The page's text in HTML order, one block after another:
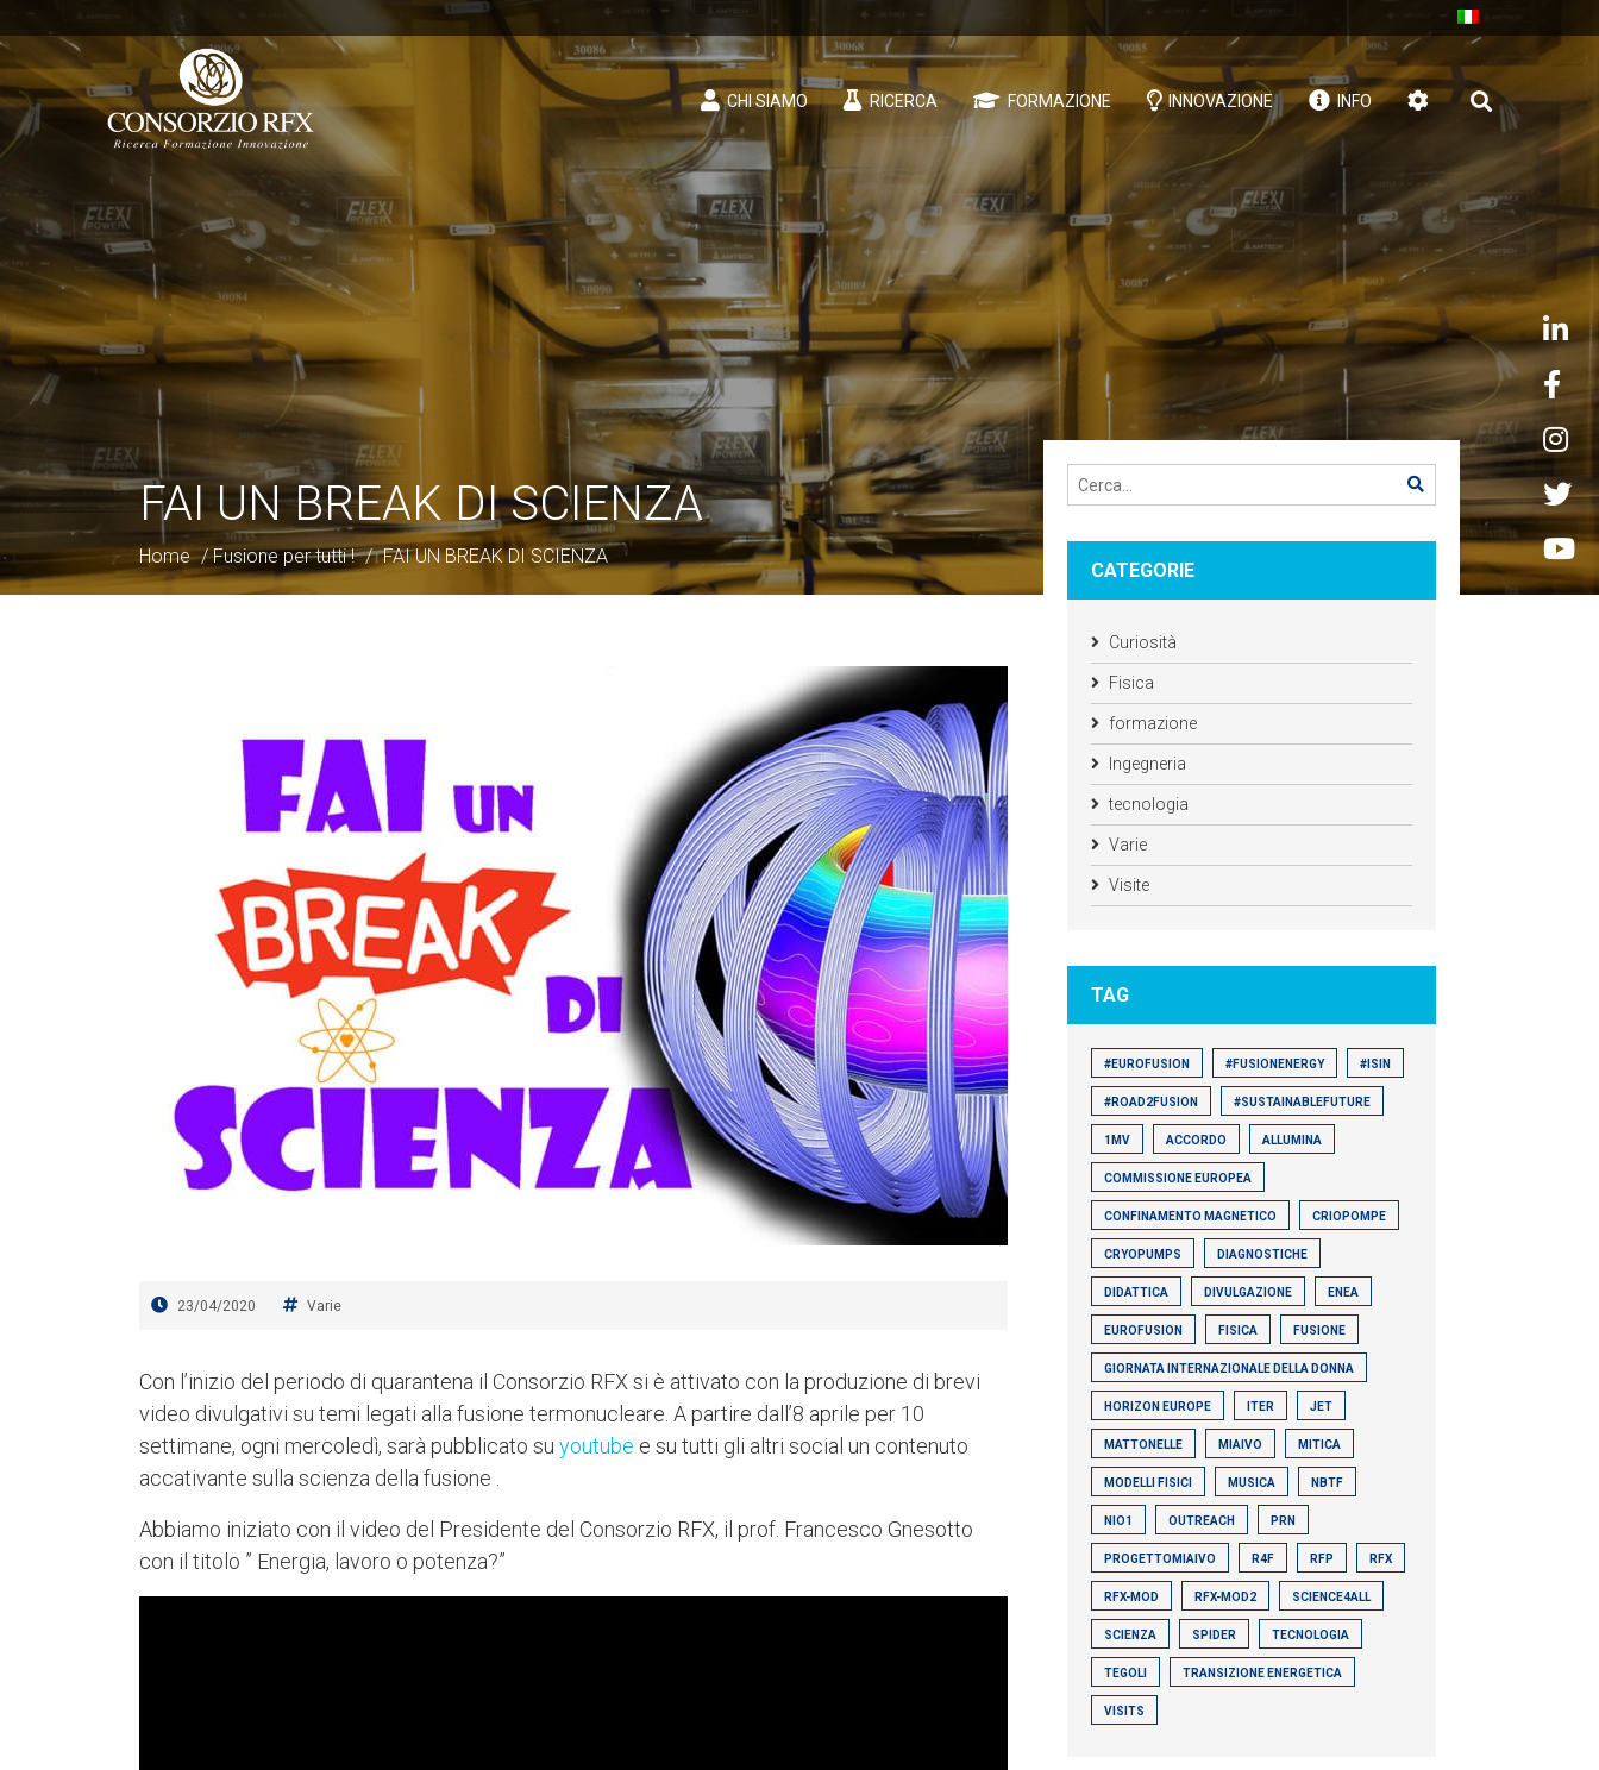
CHI SIAMO RICERCA FORMAZIONE INNOVAZIONE INFO
FAI UN BREAK DI SCIENZA
Home /Fusione per tutti ! / FAI UN BREAK DI SCIENZA
23/04/2020 Varie
Con l’inizio del periodo di quarantena il Consorzio RFX si è attivato con la produzione di brevi
video divulgativi su temi legati alla fusione termonucleare. A partire dall’8 aprile per 10
settimane, ogni mercoledì, sarà pubblicato su youtube e su tutti gli altri social un contenuto
accativante sulla scienza della fusione .
Abbiamo iniziato con il video del Presidente del Consorzio RFX, il prof. Francesco Gnesotto
con il titolo ” Energia, lavoro o potenza?”
CATEGORIE
Curiosità
Fisica
formazione
Ingegneria
tecnologia
Varie
Visite
TAG
#EUROFUSION #FUSIONENERGY #ISIN
#ROAD2FUSION #SUSTAINABLEFUTURE
1MV ACCORDO ALLUMINA
COMMISSIONE EUROPEA
CONFINAMENTO MAGNETICO CRIOPOMPE
CRYOPUMPS DIAGNOSTICHE
DIDATTICA DIVULGAZIONE ENEA
EUROFUSION FISICA FUSIONE
GIORNATA INTERNAZIONALE DELLA DONNA
HORIZON EUROPE ITER JET
MATTONELLE MIAIVO MITICA
MODELLI FISICI MUSICA NBTF
NIO1 OUTREACH PRN
PROGETTOMIAIVO R4F RFP RFX
RFX-MOD RFX-MOD2 SCIENCE4ALL
SCIENZA SPIDER TECNOLOGIA
TEGOLI TRANSIZIONE ENERGETICA
VISITS